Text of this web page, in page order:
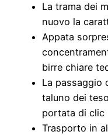
La trama dei
nuovo la
Appata
birre chiare
La passaggio
taluno dei
portata di clic
Trasporto in